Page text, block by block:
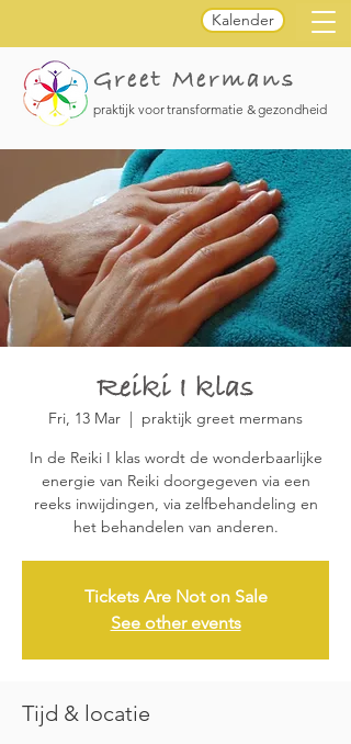
Greet Mermans
praktijk voor transformatie & gezondheid
Kalender
Reiki I klas
Fri, 13 Mar
  |
praktijk greet mermans
In de Reiki I klas wordt de wonderbaarlijke
energie van Reiki doorgegeven via een
reeks inwijdingen, via zelfbehandeling en
het behandelen van anderen.
Tickets Are Not on Sale
See other events
Tijd & locatie